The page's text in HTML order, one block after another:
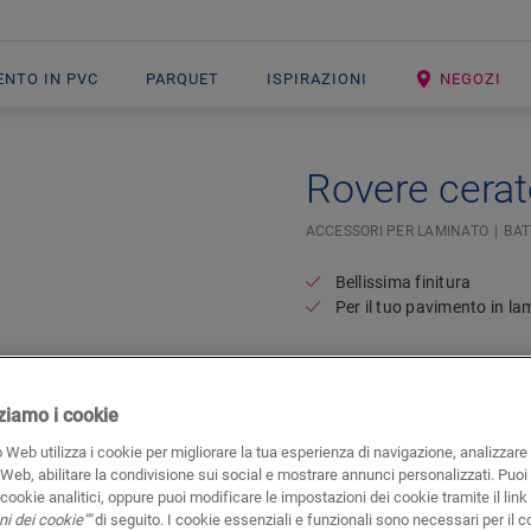
IN PVC PARQUET ISPIRAZIONI NEGOZI
Rovere
ACCESSORI PER LAMINATO
Bellissima finitura
Per il tuo pavimento in
i cookie
Web utilizza i cookie per migliorare la tua esperienza di navigazione,
abilitare la condivisione sui social e mostrare annunci personalizzati.
analitici, oppure puoi modificare le impostazioni dei cookie tramite il link
dei cookie""di seguito. I cookie essenziali e funzionali sono necessari per il